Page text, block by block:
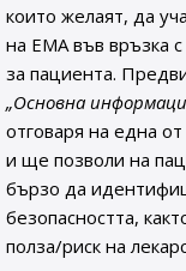
които желаят, да
на ЕМА във връзка с
за пациента.
„Основна
отговаря на една
и ще позволи на
бързо да
безопасността,
полза/риск на